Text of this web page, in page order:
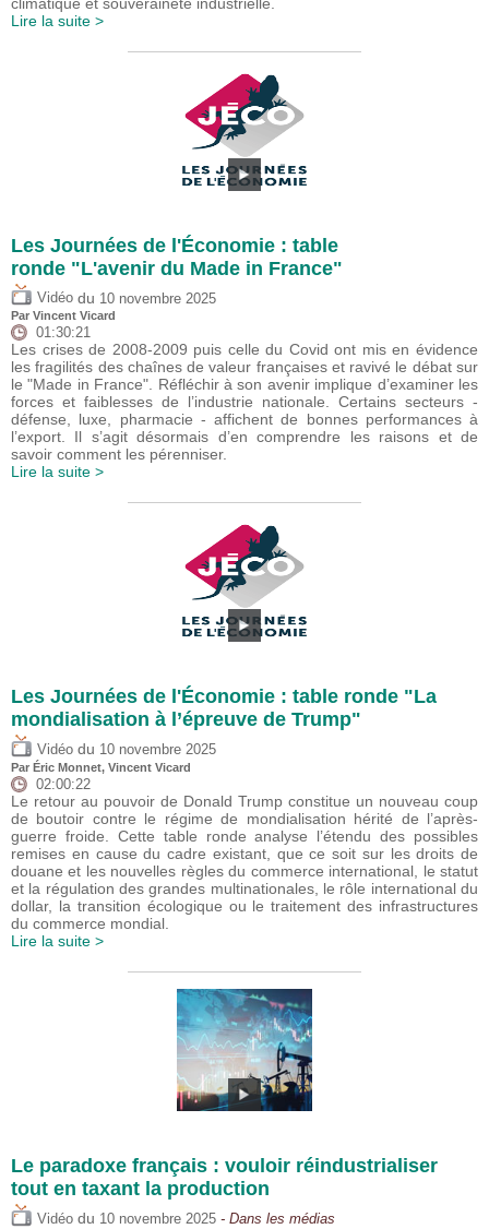
Lire la suite >
Les Journées de l'Économie : table
ronde "L'avenir du Made in France"
Vidéo du 10 novembre 2025
Par Vincent Vicard
01:30:21
Les crises de 2008-2009 puis celle du Covid ont mis en évidence
les fragilités des chaînes de valeur françaises et ravivé le débat sur
le "Made in France". Réfléchir à son avenir implique d’examiner les
forces et faiblesses de l’industrie nationale. Certains secteurs -
défense, luxe, pharmacie - affichent de bonnes performances à
l’export. Il s’agit désormais d’en comprendre les raisons et de
savoir comment les pérenniser.
Lire la suite >
Les Journées de l'Économie : table ronde "La
mondialisation à l’épreuve de Trump"
Vidéo du 10 novembre 2025
Par Éric Monnet, Vincent Vicard
02:00:22
Le retour au pouvoir de Donald Trump constitue un nouveau coup
de boutoir contre le régime de mondialisation hérité de l’après-
guerre froide. Cette table ronde analyse l’étendu des possibles
remises en cause du cadre existant, que ce soit sur les droits de
douane et les nouvelles règles du commerce international, le statut
et la régulation des grandes multinationales, le rôle international du
dollar, la transition écologique ou le traitement des infrastructures
du commerce mondial.
Lire la suite >
Le paradoxe français : vouloir réindustrialiser
tout en taxant la production
Vidéo du 10 novembre 2025 - Dans les médias